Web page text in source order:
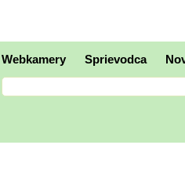
Webkamery Sprievodca